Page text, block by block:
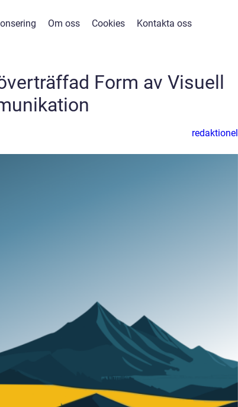
Om oss Cookies Kontakta oss
Form av Visuell
redaktionel